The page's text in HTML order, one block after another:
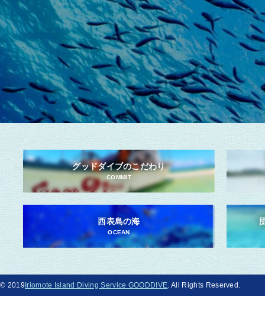
グッドダイブのこだわり
COMMIT
西表島の海
OCEAN
© 2019Iriomote Island Diving Service GOODDIVE . All Rights Reserved.